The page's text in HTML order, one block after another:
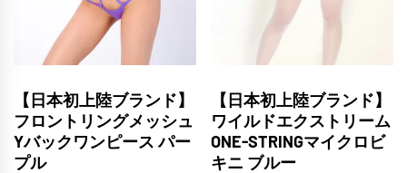
【日本初上陸ブランド】
フロントリングメッシュ
Yバックワンピース パー
プル
【日本初上陸ブランド】
ワイルドエクストリーム
ONE-STRINGマイクロビ
キニ ブルー